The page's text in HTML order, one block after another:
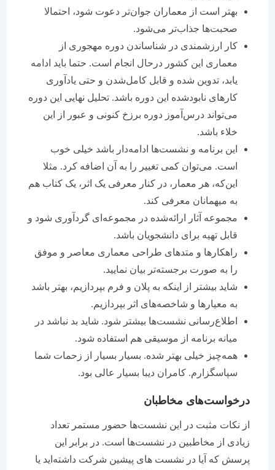
بهتر است از معماران جوان‌تر دعوت شود، احتمالا
صحبت‌ها جذاب‌تر می‌شود.
کار ارزشمندی در شناساندن دوره مهجوری از
معماری این کشور درحال انجام است. حتما باید ادامه
یابد، تدوین شده و قابل کامل‌شدن و حتی یادآوری
کارهای نابودشده این دوره باشد. تحلیل نهایی این دوره
می‌تواند درس‌آموز دوره برزخ کنونی و عبور از این
خلاء باشد.
این برنامه و نشست‌ها ادامه‌دار باشد خیلی خوب
است. می‌توان کمی تغییر را به آن اضافه کرد. مثلا
این‌که، هر معمار، در کنار معرفی یک اثر، یک کتاب هم
به میهمانان معرفی کند.
مجموعه آثار ارائه‌شده در مجموعه‌ای گردآوری شود و
قابل تهیه برای دانشجویان باشد.
راهکارها و متدهای طراحی معماری معاصر و موفق
را به صورت برجسته‌تر بیان نمایید.
شاید بیشتر از اینکه به پلان و فرم بپردازیم، بهتر باشد
به معیارها و شاخصه‌های اثر بپردازیم.
اطلاع‌رسانی نشست‌ها بیشتر شود. شاید بد نباشد در
میانه برنامه از موسیقی هم استفاده شود.
همه‌چیز خیلی بهتر شده. بسیار بسیار از زحمات شما
سپاسگزارم. کامران دیبا بسیار عالی بود.
درخواست‌های مخاطبان
از نکات مثبت در این نشست‌ها حضور مستمر تعداد
زیادی از مخاطبین در نشست‌ها است. در برابر این
پرسش که آیا در نشست های پیشین شرکت داشته‌اید یا